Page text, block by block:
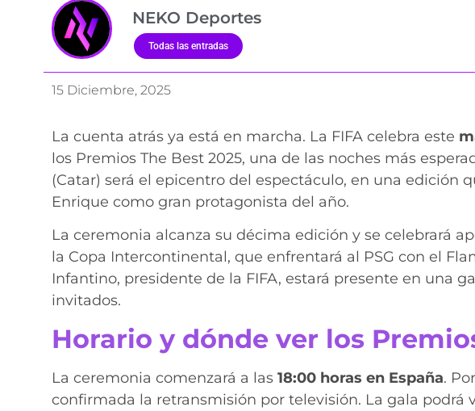
NEKO Deportes
Todas las entradas
15 Diciembre, 2025
La cuenta atrás ya está en marcha. La FIFA celebra este
los Premios The Best 2025, una de las noches más
(Catar) será el epicentro del espectáculo, en una edición
Enrique como gran protagonista del año.
La ceremonia alcanza su décima edición y se celebrará
la Copa Intercontinental, que enfrentará al PSG con el
Infantino, presidente de la FIFA, estará presente en una
invitados.
Horario y dónde ver los
La ceremonia comenzará a las 18:00 horas en España.
confirmada la retransmisión por televisión. La gala podrá